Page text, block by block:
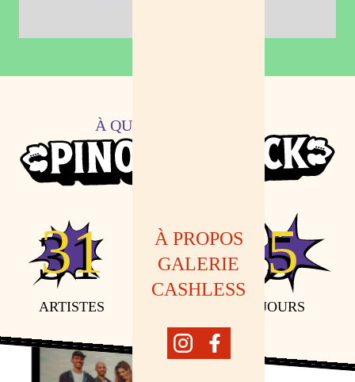
À PROPOS
GALERIE
CASHLESS
Facebook
À QUOI S'ATTENDRE À
31
ARTISTES
3 5
JOURS